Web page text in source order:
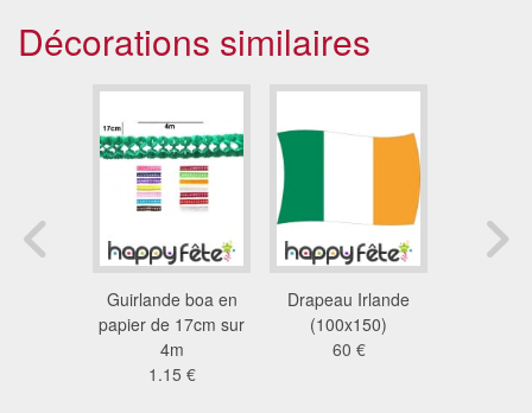
Décorations similaires
Guirlande boa en
papier de 17cm sur
4m
1.15 €
Drapeau Irlande
(100x150)
60 €